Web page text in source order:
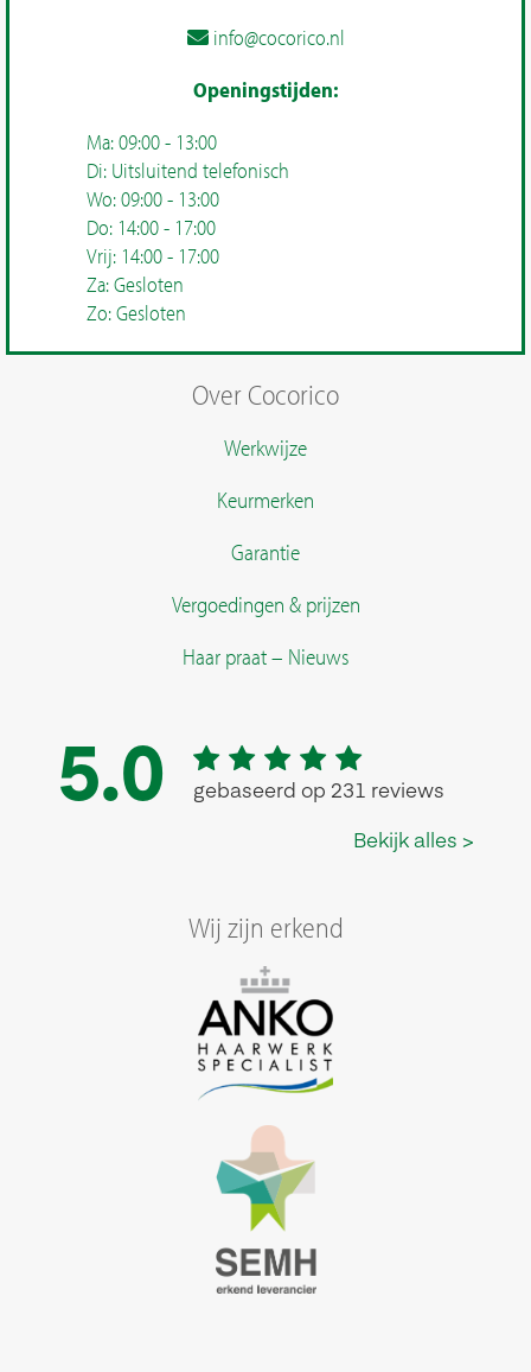
info@cocorico.nl
Openingstijden:
Ma: 09:00 - 13:00
Di: Uitsluitend telefonisch
Wo: 09:00 - 13:00
Do: 14:00 - 17:00
Vrij: 14:00 - 17:00
Za: Gesloten
Zo: Gesloten
Over Cocorico
Werkwijze
Keurmerken
Garantie
Vergoedingen & prijzen
Haar praat – Nieuws
Wij zijn erkend